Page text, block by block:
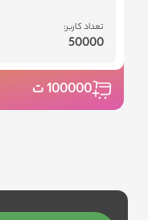
تعداد کاربر:
50000
100000ت